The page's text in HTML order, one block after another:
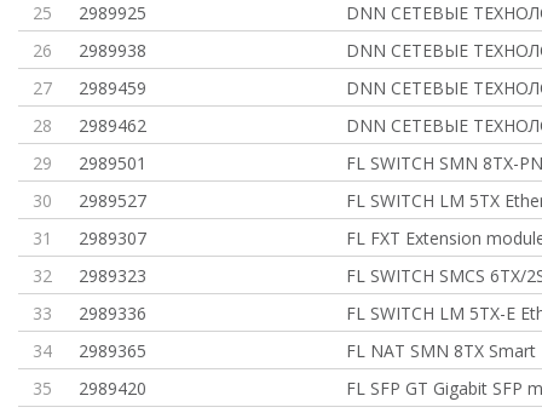
25
2989925
DNN СЕТЕВЫЕ
26
2989938
DNN СЕТЕВЫЕ
27
2989459
DNN СЕТЕВЫЕ
28
2989462
DNN СЕТЕВЫЕ
29
2989501
FL SWITCH SMN 8TX-
30
2989527
FL SWITCH LM 5TX
31
2989307
FL FXT Extension
32
2989323
FL SWITCH SMCS 6TX/
33
2989336
FL SWITCH LM 5TX-E
34
2989365
FL NAT SMN 8TX
35
2989420
FL SFP GT Gigabit SFP